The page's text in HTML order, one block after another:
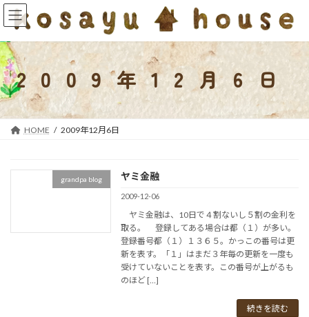
コ
ン
ン
ツ
へ
ス
キ
ッ
ナ
ビ
ー
シ
ョ
ン
に
移
2009年12月6日
HOME 2009年12月6日
grandpa blog ヤミ金融
2009-12-06
ヤミ金融は、10日で４割ないし５割の金利を
取る。 登録してある場合は都（１）が多い。
登録番号都（１）１３６５。かっこの番号は更
新を表す。「１」はまだ３年毎の更新を一度も
受けていないことを表す。この番号が上がるも
のほど […]
続きを読む